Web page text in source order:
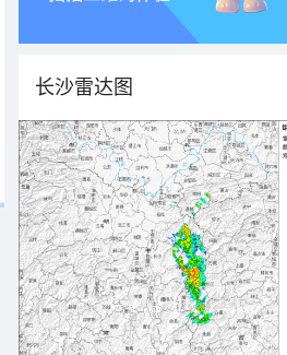
长沙雷达图